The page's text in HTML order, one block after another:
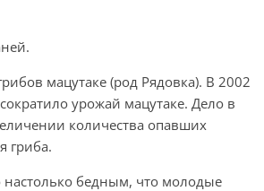
мацутаке (род Рядовка). В 2002
урожай мацутаке. Дело в
количества опавших
гриба.
настолько бедным, что молодые